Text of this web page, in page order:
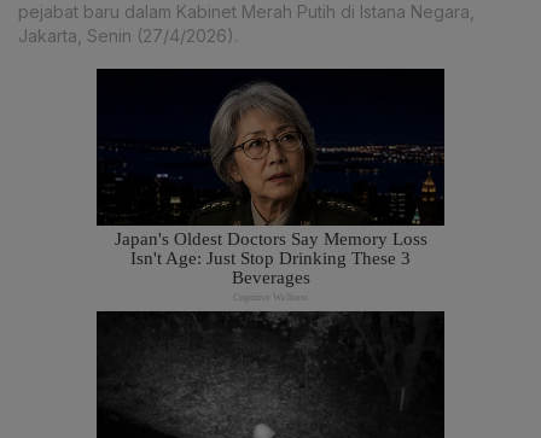
pejabat baru dalam Kabinet Merah Putih di Istana Negara,
Jakarta, Senin (27/4/2026).